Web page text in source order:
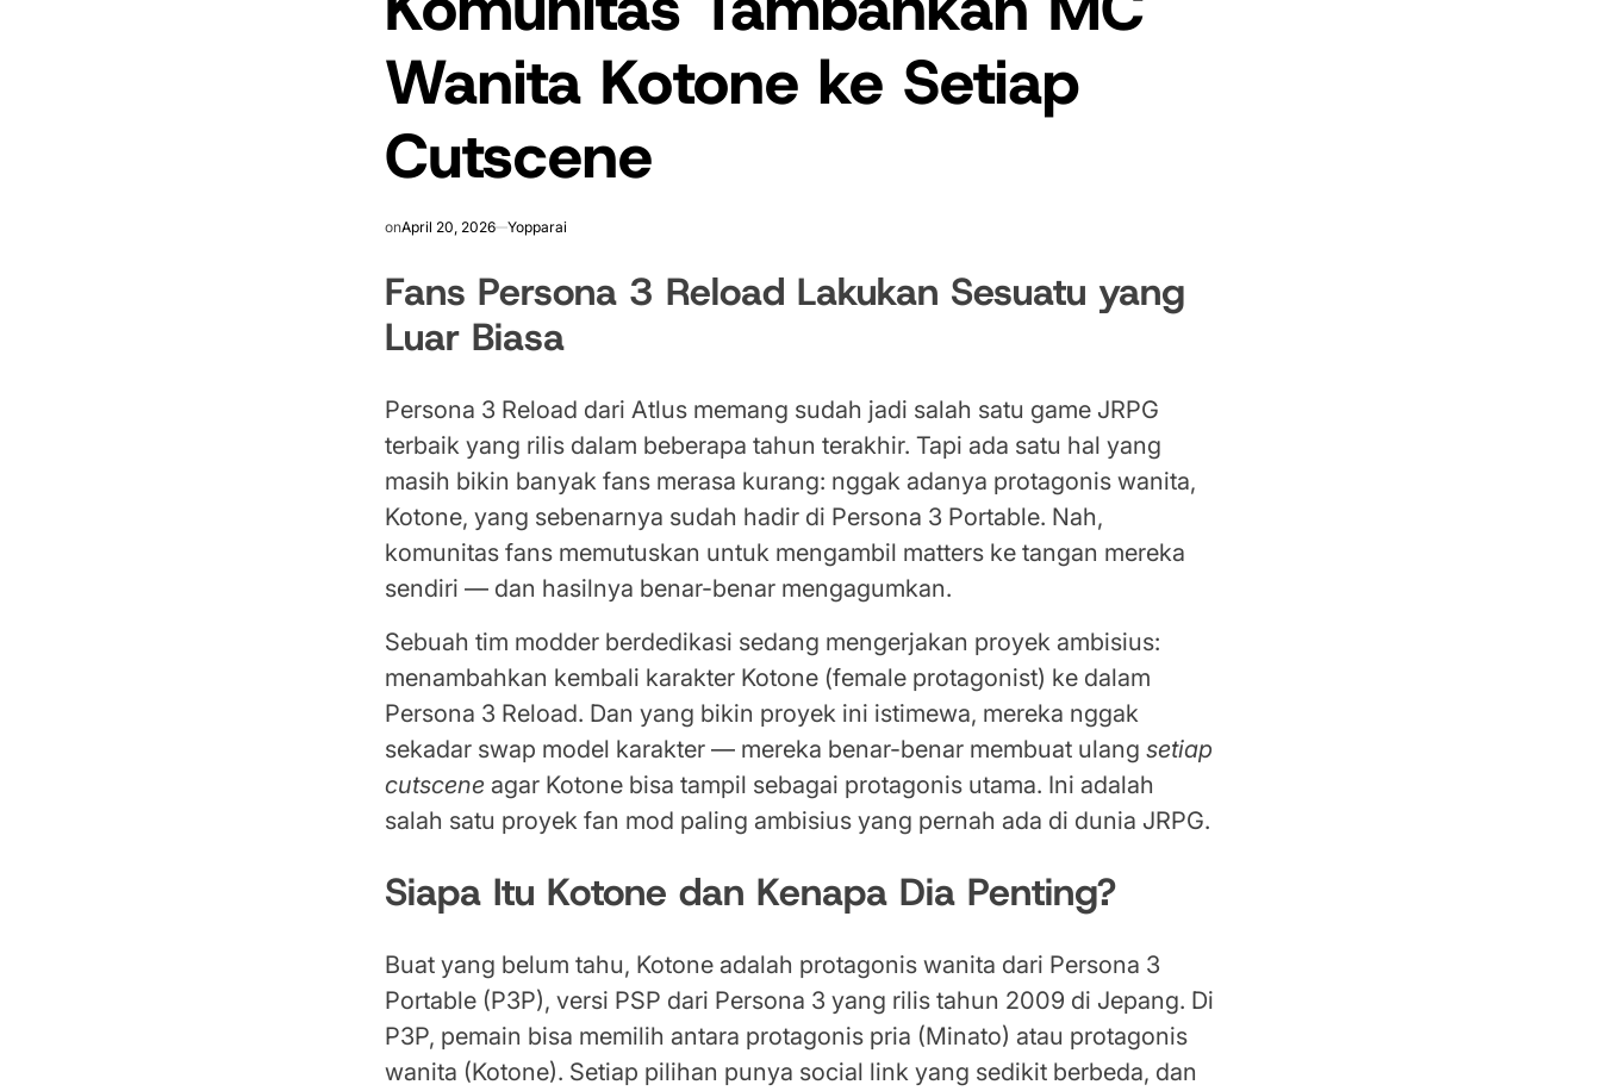
Wanita Kotone ke Setiap
Cutscene
onApril 20, 2026 Yopparai
Fans Persona 3 Reload Lakukan Sesuatu yang
Luar Biasa
Persona 3 Reload dari Atlus memang sudah jadi salah satu game JRPG
terbaik yang rilis dalam beberapa tahun terakhir. Tapi ada satu hal yang
masih bikin banyak fans merasa kurang: nggak adanya protagonis wanita,
Kotone, yang sebenarnya sudah hadir di Persona 3 Portable. Nah,
komunitas fans memutuskan untuk mengambil matters ke tangan mereka
sendiri — dan hasilnya benar-benar mengagumkan.
Sebuah tim modder berdedikasi sedang mengerjakan proyek ambisius:
menambahkan kembali karakter Kotone (female protagonist) ke dalam
Persona 3 Reload. Dan yang bikin proyek ini istimewa, mereka nggak
sekadar swap model karakter — mereka benar-benar membuat ulangsetiap
cutscene agar Kotone bisa tampil sebagai protagonis utama. Ini adalah
salah satu proyek fan mod paling ambisius yang pernah ada di dunia JRPG.
Siapa Itu Kotone dan Kenapa Dia Penting?
Buat yang belum tahu, Kotone adalah protagonis wanita dari Persona 3
Portable (P3P), versi PSP dari Persona 3 yang rilis tahun 2009 di Jepang. Di
P3P, pemain bisa memilih antara protagonis pria (Minato) atau protagonis
wanita (Kotone). Setiap pilihan punya social link yang sedikit berbeda, dan